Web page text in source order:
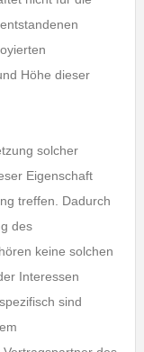
Höhe dieser
solcher
Eigenschaft
treffen. Dadurch
des
keine solchen
Interessen
sind